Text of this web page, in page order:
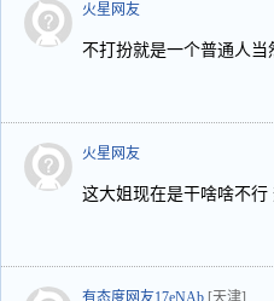
火星网友
不打扮就是一个普通人当
火星网友
这大姐现在是干啥啥不行
有态度网友17eNAb [天津]